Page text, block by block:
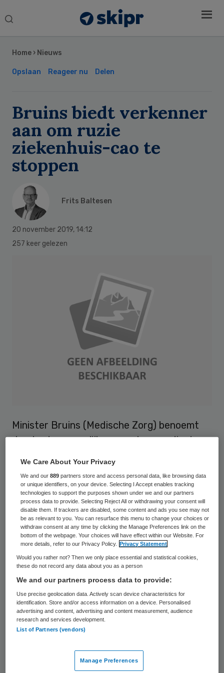
Search
Home › Nieuws
Opslaan Reageer nu Delen
Bruins biedt verkenner
aan om ruzie
ziekenhuis-cao te
stoppen
Frits Baltesen
20 november 2019, 14:12
257 keer gelezen
Minister Bruins (Medische Zorg) benoemt
donderdag mogelijk een verkenner die de
vakbonden en NVZ op heel korte termijn
weer met elkaar praten”, aldus een
woordvoerder van VWS.
Bruins heeft de vakbonden en NVZ
aangeboden om een verkenner het conflict
op te laten pakken. VWS zou die verkenner
willen ‘faciliteren’. Deze zomer stelde Bruins
ook een verkenner aan om de problemen van
de verpleegkundigen met het wetsvoorstel
BIG-2 op te lossen. Dat was Alexander
Het hangt van de NVZ en de bonden af of
Sidebar
We Care About Your Privacy
We and our889 partners store and access personal data, like browsing data
or unique identifiers, on your device. Selecting I Accept enables tracking
technologies to support the purposes shown under we and our partners
process data to provide. Selecting Reject All or withdrawing your consent will
disable them. If trackers are disabled, some content and ads you see may not
be as relevant to you. You can resurface this menu to change your choices or
withdraw consent at any time by clicking the Manage Preferences link on the
bottom of the webpage. Your choices will have effect within our Website. For
more details, refer to our Privacy Policy.
Privacy Statement
Would you rather not? Then we only place essential and statistical cookies,
these do not record any data about you as a person
We and our partners process data to provide:
Use precise geolocation data. Actively scan device characteristics for
identification. Store and/or access information on a device. Personalised
advertising and content, advertising and content measurement, audience
research and services development.
List of Partners (vendors)
Manage Preferences